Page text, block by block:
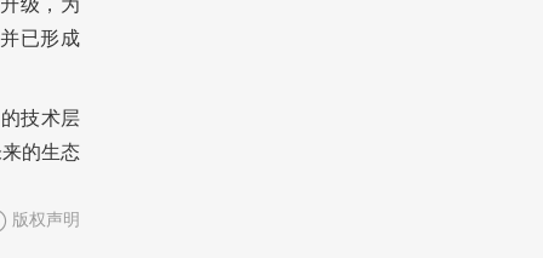
已形成
技术层
的生态
版权声明